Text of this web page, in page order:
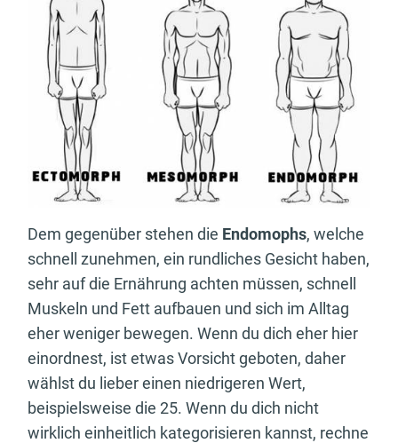
Dem gegenüber stehen die Endomophs, welche
schnell zunehmen, ein rundliches Gesicht haben,
sehr auf die Ernährung achten müssen, schnell
Muskeln und Fett aufbauen und sich im Alltag
eher weniger bewegen. Wenn du dich eher hier
einordnest, ist etwas Vorsicht geboten, daher
wählst du lieber einen niedrigeren Wert,
beispielsweise die 25. Wenn du dich nicht
wirklich einheitlich kategorisieren kannst, rechne